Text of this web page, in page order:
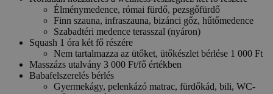
Élménymedence, római fürdő, pezsgőfürdő
Finn szauna, infraszauna, bizánci gőz, hűtőmedence
Szabadtéri medence terasszal (nyáron)
Squash 1 óra két fő részére
Nem tartalmazza az ütőket, ütőkészlet bérlése 1 000 Ft
Masszázs utalvány 3 000 Ft/fő értékben
Babafelszerelés bérlés
Gyermekágy, pelenkázó matrac, fürdőkád, bili, WC-